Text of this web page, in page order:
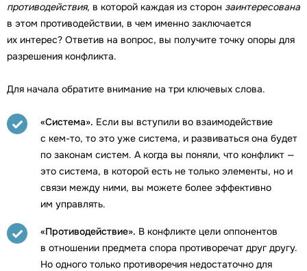
противодействия, в которой каждая из сторон заинтересована
в этом противодействии, в чем именно заключается
их интерес? Ответив на вопрос, вы получите точку опоры для
разрешения конфликта.
Для начала обратите внимание на три ключевых слова.
«Система». Если вы вступили во взаимодействие
с кем-то, то это уже система, и развиваться она будет
по законам систем. А когда вы поняли, что конфликт —
это система, в которой есть не только элементы, но и
связи между ними, вы можете более эффективно
им управлять.
«Противодействие». В конфликте цели оппонентов
в отношении предмета спора противоречат друг другу.
Но одного только противоречия недостаточно для